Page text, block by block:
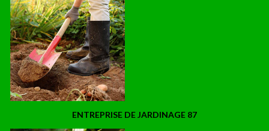
ENTREPRISE DE JARDINAGE 87